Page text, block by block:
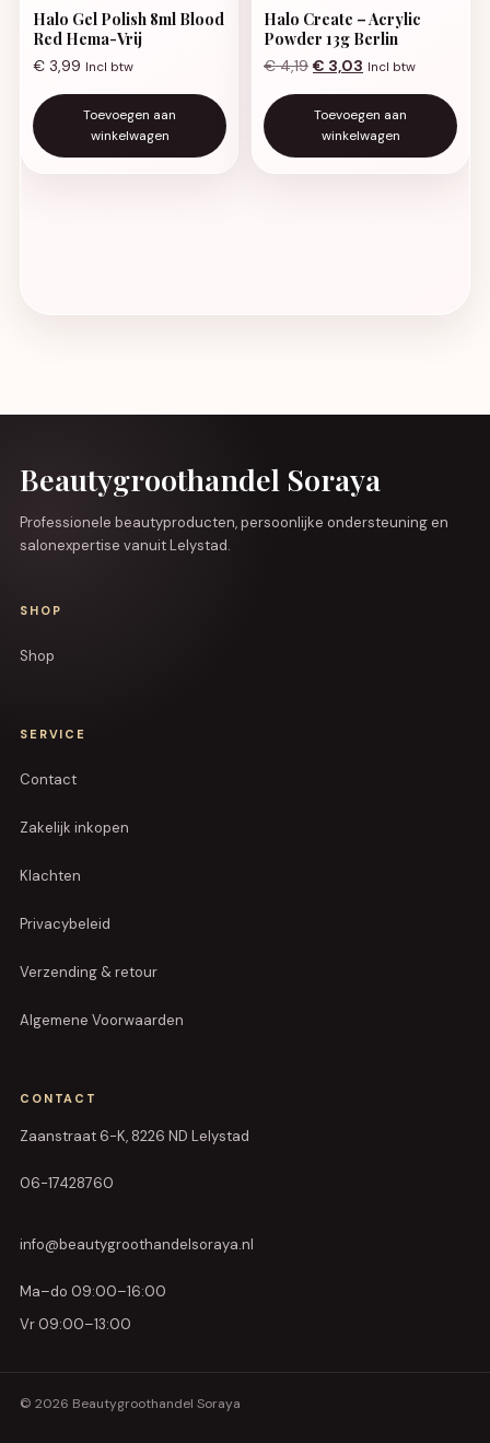
Halo Gel Polish 8ml Blood
Red Hema-Vrij
€ 3,99 Incl btw
Toevoegen aan
winkelwagen
Halo Create – Acrylic
Powder 13g Berlin
€4,19 Oorspronkelijke prijs
€ 3,03 Huidige prijs is: €
Incl btw
Toevoegen aan
winkelwagen
Beautygroothandel Soraya
Professionele beautyproducten, persoonlijke ondersteuning en
salonexpertise vanuit Lelystad.
SHOP
Shop
SERVICE
Contact
Zakelijk inkopen
Klachten
Privacybeleid
Verzending & retour
Algemene Voorwaarden
CONTACT
Zaanstraat 6-K, 8226 ND Lelystad
06-17428760
info@beautygroothandelsoraya.nl
Ma–do 09:00–16:00
Vr 09:00–13:00
© 2026 Beautygroothandel Soraya